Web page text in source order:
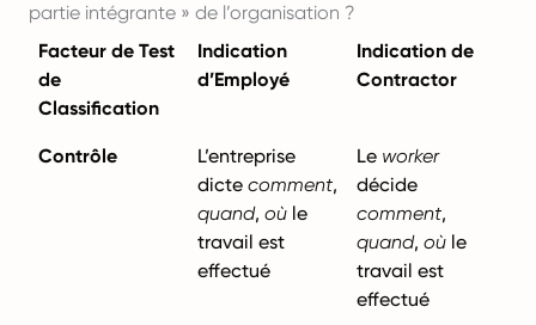
partie intégrante » de l’organisation ?
Facteur de Test
de
Classification
Indication
d’Employé
Indication de
Contractor
Contrôle
L’entreprise
dicte comment,
quand, où le
travail est
effectué
Le worker
décide
comment,
quand, où le
travail est
effectué